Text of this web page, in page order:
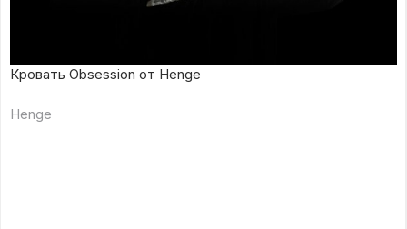
Кровать Obsession от Henge
Henge